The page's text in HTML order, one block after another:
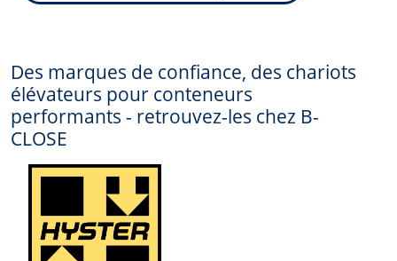
Des marques de confiance, des chariots
élévateurs pour conteneurs
performants - retrouvez-les chez B-
CLOSE